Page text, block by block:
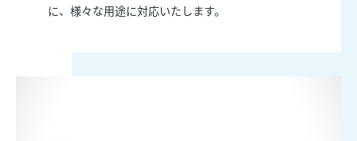
に、様々な用途に対応いたします。